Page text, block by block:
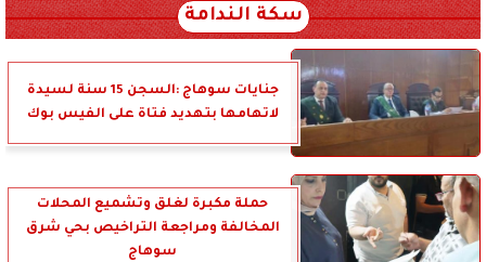
سكة الندامة
جنايات سوهاج :السجن 15 سنة لسيدة
لاتهامها بتهديد فتاة على الفيس بوك
حملة مكبرة لغلق وتشميع المحلات
المخالفة ومراجعة التراخيص بحي شرق
سوهاج